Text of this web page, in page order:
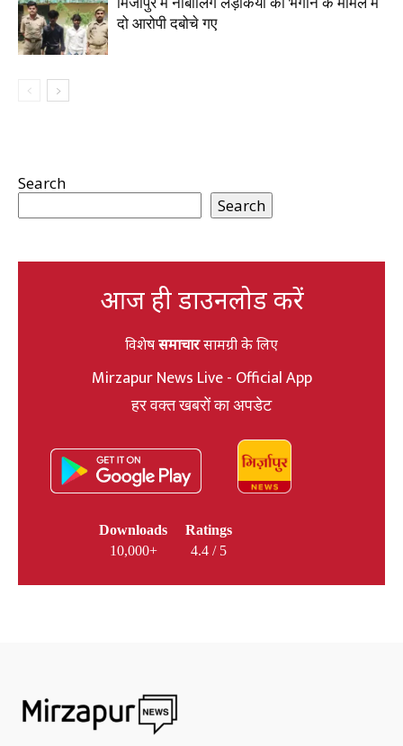
दो आरोपी दबोचे गए
Search
Search
आज ही डाउनलोड करें
विशेषसमाचारसामग्री के लिए
Mirzapur News Live - Official App
हर वक्त खबरों का अपडेट
Downloads
10,000+
Ratings
4.4 / 5